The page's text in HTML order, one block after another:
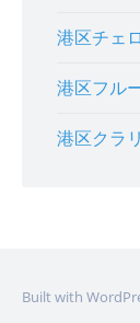
港区チェ
港区フル
港区クラ
Built with